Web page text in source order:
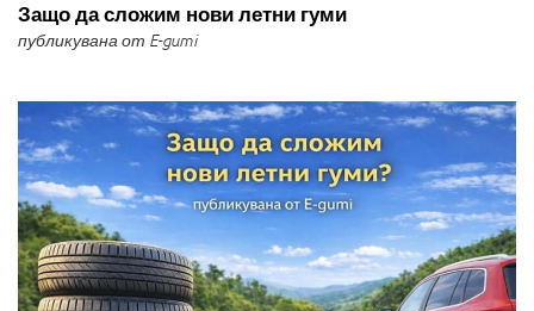
Защо да сложим нови летни гуми
публикувана от E-gumi